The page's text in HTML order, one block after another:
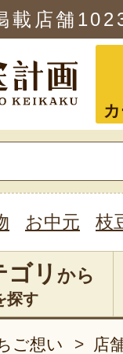
載店舗
お中元 枝
ゴリ から
探す
ご想い > 店